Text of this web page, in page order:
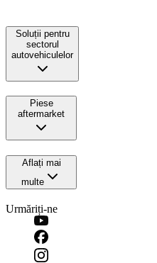
Soluții pentru
sectorul
autovehiculelor
Piese
aftermarket
Aflați mai
multe
Urmăriți-ne